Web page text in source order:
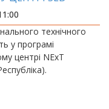
технічного
у програмі
центрі NExT